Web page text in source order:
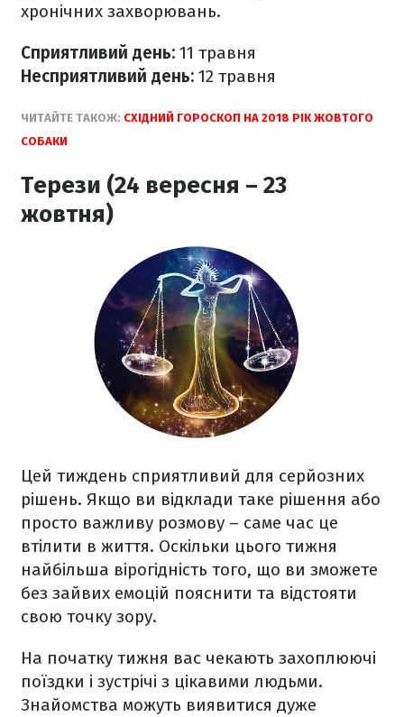
хронічних захворювань.
Сприятливий день: 11 травня
Несприятливий день: 12 травня
ЧИТАЙТЕ ТАКОЖ: СХІДНИЙ ГОРОСКОП НА 2018 РІК ЖОВТОГО
СОБАКИ
Терези (24 вересня – 23
жовтня)
Цей тиждень сприятливий для серйозних
рішень. Якщо ви відклади таке рішення або
просто важливу розмову – саме час це
втілити в життя. Оскільки цього тижня
найбільша вірогідність того, що ви зможете
без зайвих емоцій пояснити та відстояти
свою точку зору.
На початку тижня вас чекають захоплюючі
поїздки і зустрічі з цікавими людьми.
Знайомства можуть виявитися дуже